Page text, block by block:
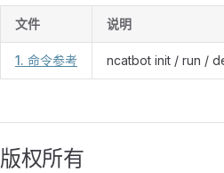
文件 说明
1. 命令参考 ncatbot init / run /
版权所有